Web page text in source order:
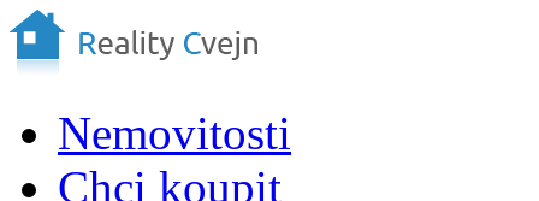
Nemovitosti
Chci koupit